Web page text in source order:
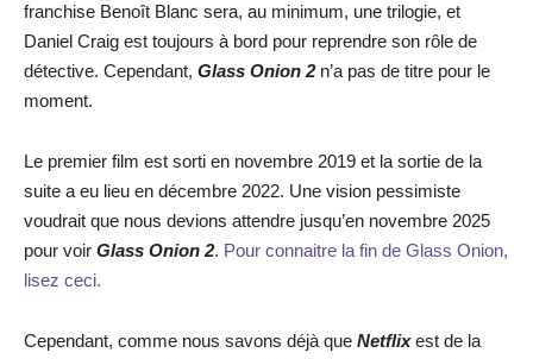
franchise Benoît Blanc sera, au minimum, une trilogie, et
Daniel Craig est toujours à bord pour reprendre son rôle de
détective. Cependant, Glass Onion 2n’a pas de titre pour le
moment.
Le premier film est sorti en novembre 2019 et la sortie de la
suite a eu lieu en décembre 2022. Une vision pessimiste
voudrait que nous devions attendre jusqu’en novembre 2025
pour voir Glass Onion 2. Pour connaitre la fin de Glass Onion,
lisez ceci.
Cependant, comme nous savons déjà que Netflixest de la